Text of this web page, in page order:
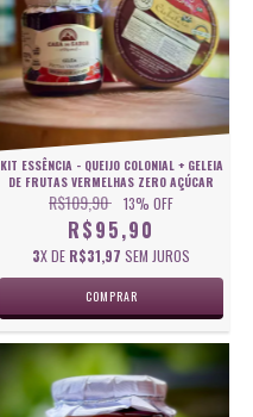
KIT ESSÊNCIA - QUEIJO COLONIAL + GELEIA
DE FRUTAS VERMELHAS ZERO AÇÚCAR
R$109,90 13% OFF
R$95,90
3X DE R$31,97 SEM JUROS